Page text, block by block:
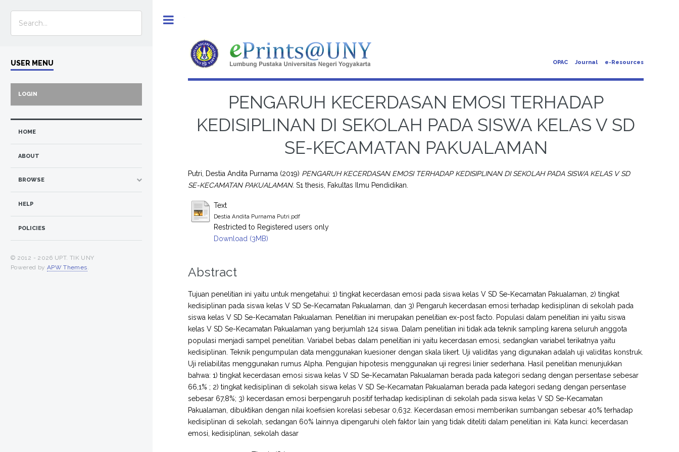
OPAC Journal e-Resources
PENGARUH KECERDASAN EMOSI TERHADAP
KEDISIPLINAN DI SEKOLAH PADA SISWA KELAS V SD
SE-KECAMATAN PAKUALAMAN
Putri, Destia Andita Purnama (2019) PENGARUH KECERDASAN EMOSI TERHADAP KEDISIPLINAN DI SEKOLAH PADA SISWA KELAS V SD
SE-KECAMATAN PAKUALAMAN. S1 thesis, Fakultas Ilmu Pendidikan.
Text
Destia Andita Purnama Putri.pdf
Restricted to Registered users only
Download (3MB)
Abstract
Tujuan penelitian ini yaitu untuk mengetahui: 1) tingkat kecerdasan emosi pada siswa kelas V SD Se-Kecamatan Pakualaman, 2) tingkat
kedisiplinan pada siswa kelas V SD Se-Kecamatan Pakualaman, dan 3) Pengaruh kecerdasan emosi terhadap kedisiplinan di sekolah pada
siswa kelas V SD Se-Kecamatan Pakualaman. Penelitian ini merupakan penelitian ex-post facto. Populasi dalam penelitian ini yaitu siswa
kelas V SD Se-Kecamatan Pakualaman yang berjumlah 124 siswa. Dalam penelitian ini tidak ada teknik sampling karena seluruh anggota
populasi menjadi sampel penelitian. Variabel bebas dalam penelitian ini yaitu kecerdasan emosi, sedangkan variabel terikatnya yaitu
kedisiplinan. Teknik pengumpulan data menggunakan kuesioner dengan skala likert. Uji validitas yang digunakan adalah uji validitas konstruk.
Uji reliabilitas menggunakan rumus Alpha. Pengujian hipotesis menggunakan uji regresi linier sederhana. Hasil penelitian menunjukkan
bahwa: 1) tingkat kecerdasan emosi siswa kelas V SD Se-Kecamatan Pakualaman berada pada kategori sedang dengan persentase sebesar
66,1% ; 2) tingkat kedisiplinan di sekolah siswa kelas V SD Se-Kecamatan Pakualaman berada pada kategori sedang dengan persentase
sebesar 67,8%; 3) kecerdasan emosi berpengaruh positif terhadap kedisiplinan di sekolah pada siswa kelas V SD Se-Kecamatan
Pakualaman, dibuktikan dengan nilai koefisien korelasi sebesar 0,632. Kecerdasan emosi memberikan sumbangan sebesar 40% terhadap
kedisiplinan di sekolah, sedangan 60% lainnya dipengaruhi oleh faktor lain yang tidak diteliti dalam penelitian ini. Kata kunci: kecerdasan
emosi, kedisiplinan, sekolah dasar
USER MENU
LOGIN
HOME
ABOUT
BROWSE
HELP
POLICIES
© 2012 - 2026 UPT. TIK UNY
Powered by APW Themes